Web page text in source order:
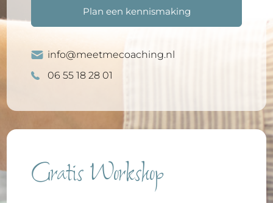
Plan een kennismaking
info@meetmecoaching.nl
06 55 18 28 01
Gratis Workshop